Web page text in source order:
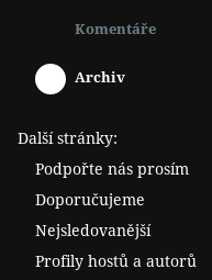
Komentáře
Archiv
Další stránky:
Podpořte nás prosím
Doporučujeme
Nejsledovanější
Profily hostů a autorů